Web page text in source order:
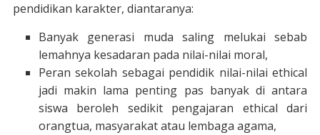
pendidikan karakter, diantaranya:
Banyak generasi muda saling melukai sebab
lemahnya kesadaran pada nilai-nilai moral,
Peran sekolah sebagai pendidik nilai-nilai ethical
jadi makin lama penting pas banyak di antara
siswa beroleh sedikit pengajaran ethical dari
orangtua, masyarakat atau lembaga agama,